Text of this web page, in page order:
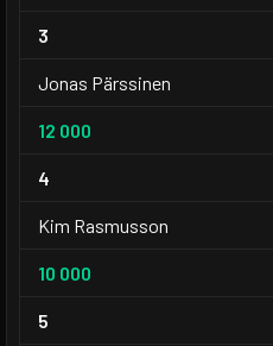
3
Jonas Pärssinen
12 000
4
Kim Rasmusson
10 000
5